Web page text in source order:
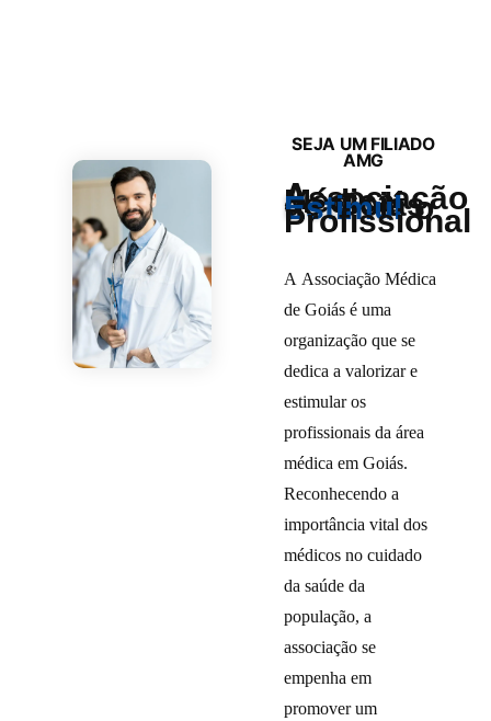
SEJA UM FILIADO
AMG
A
Associação
Médica
de Goiás
Val o
Profissional
A Associação Médica
de Goiás é uma
organização que se
dedica a valorizar e
estimular os
profissionais da área
médica em Goiás.
Reconhecendo a
importância vital dos
médicos no cuidado
da saúde da
população, a
associação se
empenha em
promover um